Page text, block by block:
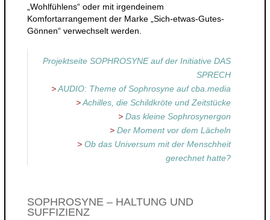
„Wohlfühlens“ oder mit irgendeinem
Komfortarrangement der Marke „Sich-etwas-Gutes-
Gönnen“ verwechselt werden.
Projektseite SOPHROSYNE auf der Initiative DAS
SPRECH
>AUDIO: Theme of Sophrosyne auf cba.media
>Achilles, die Schildkröte und Zeitstücke
>Das kleine Sophrosynergon
>Der Moment vor dem Lächeln
>Ob das Universum mit der Menschheit
gerechnet hatte?
SOPHROSYNE – HALTUNG UND
SUFFIZIENZ